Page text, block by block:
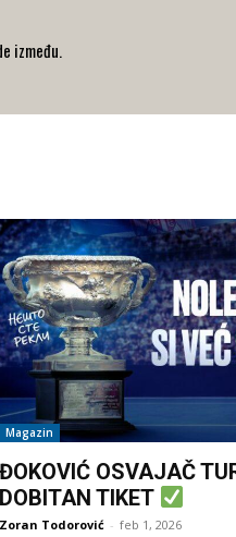
između.
Magazin
ĐOKOVIĆ OSVAJAČ
DOBITAN TIKET
Zoran Todorović - feb 1, 2026